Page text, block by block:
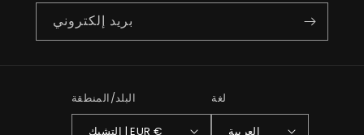
بريد إلكتروني
البلد/المنطقة
التشيك | EUR €
لغة
العربية